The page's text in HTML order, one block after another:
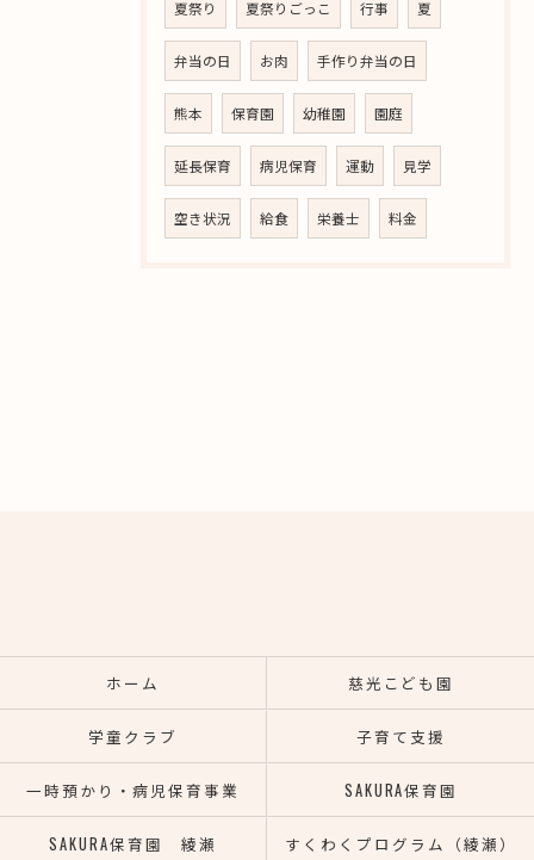
夏祭り 夏祭りごっこ 行事 夏
弁当の日 お肉 手作り弁当の日
熊本 保育園 幼稚園 園庭
延長保育 病児保育 運動 見学
空き状況 給食 栄養士 料金
ホーム 慈光こども園
学童クラブ 子育て支援
一時預かり・病児保育事業 SAKURA保育園
SAKURA保育園 綾瀬 すくわくプログラム（綾瀬）